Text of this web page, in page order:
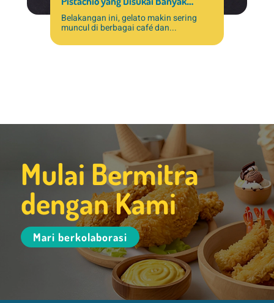
Pelanggan
Belakangan ini, gelato makin sering
muncul di berbagai café dan...
Mulai Bermitra
dengan Kami
Mari berkolaborasi